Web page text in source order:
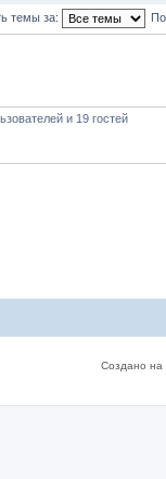
темы за:
и 19 гостей
Создано на